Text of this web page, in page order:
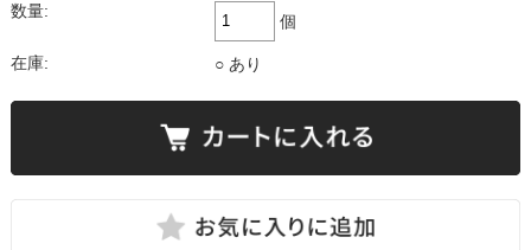
数量:
個
在庫: ○ あり